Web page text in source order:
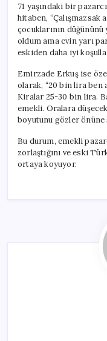
71 yaşındaki bir
hitaben, “Çalışmazsak
çocuklarının
oldum ama evin yarı
eskiden daha iyi
Emirzade Erkuş ise
olarak, “20 bin lira ben
Kiralar 25-30 bin lira.
emekli. Oralara
boyutunu gözler
Bu durum, emekli
zorlaştığını ve eski
ortaya koyuyor.